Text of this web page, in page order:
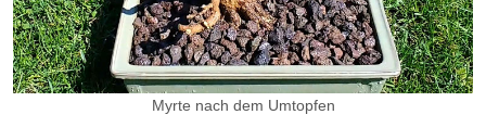
Myrte nach dem Umtopfen